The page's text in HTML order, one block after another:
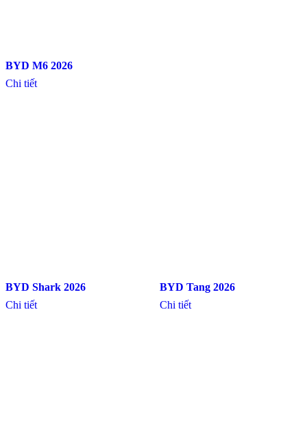
BYD M6 2026
Chi tiết
BYD Shark 2026
Chi tiết
BYD Tang 2026
Chi tiết